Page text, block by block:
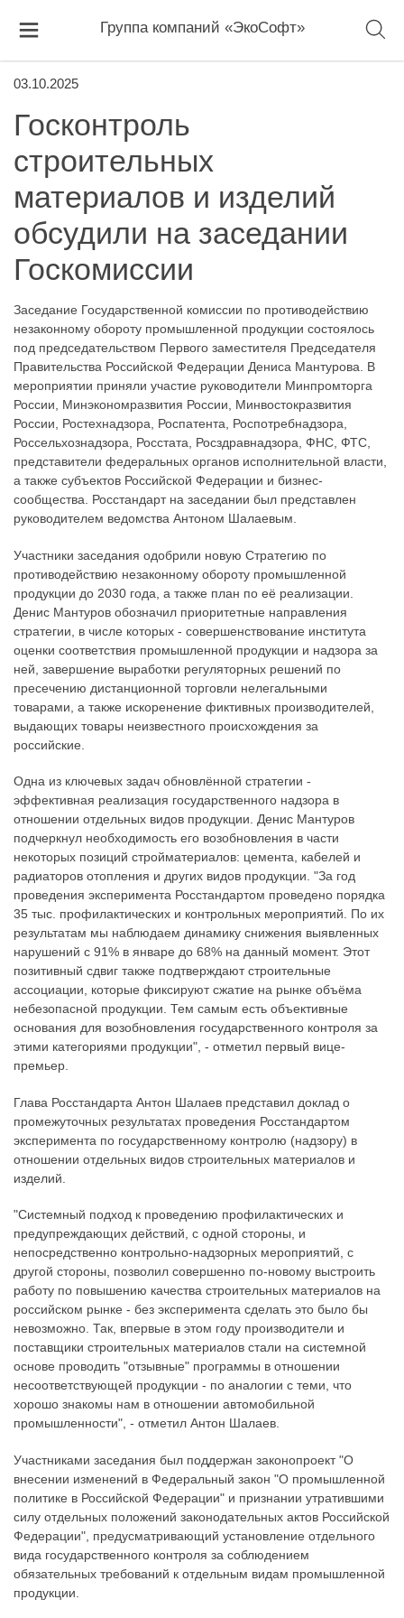
Группа компаний «ЭкоСофт»
03.10.2025
Госконтроль
строительных
материалов и изделий
обсудили на заседании
Госкомиссии
Заседание Государственной комиссии по противодействию
незаконному обороту промышленной продукции состоялось
под председательством Первого заместителя Председателя
Правительства Российской Федерации Дениса Мантурова. В
мероприятии приняли участие руководители Минпромторга
России, Минэкономразвития России, Минвостокразвития
России, Ростехнадзора, Роспатента, Роспотребнадзора,
Россельхознадзора, Росстата, Росздравнадзора, ФНС, ФТС,
представители федеральных органов исполнительной власти,
а также субъектов Российской Федерации и бизнес-
сообщества. Росстандарт на заседании был представлен
руководителем ведомства Антоном Шалаевым.
Участники заседания одобрили новую Стратегию по
противодействию незаконному обороту промышленной
продукции до 2030 года, а также план по её реализации.
Денис Мантуров обозначил приоритетные направления
стратегии, в числе которых - совершенствование института
оценки соответствия промышленной продукции и надзора за
ней, завершение выработки регуляторных решений по
пресечению дистанционной торговли нелегальными
товарами, а также искоренение фиктивных производителей,
выдающих товары неизвестного происхождения за
российские.
Одна из ключевых задач обновлённой стратегии -
эффективная реализация государственного надзора в
отношении отдельных видов продукции. Денис Мантуров
подчеркнул необходимость его возобновления в части
некоторых позиций стройматериалов: цемента, кабелей и
радиаторов отопления и других видов продукции. "За год
проведения эксперимента Росстандартом проведено порядка
35 тыс. профилактических и контрольных мероприятий. По их
результатам мы наблюдаем динамику снижения выявленных
нарушений с 91% в январе до 68% на данный момент. Этот
позитивный сдвиг также подтверждают строительные
ассоциации, которые фиксируют сжатие на рынке объёма
небезопасной продукции. Тем самым есть объективные
основания для возобновления государственного контроля за
этими категориями продукции", - отметил первый вице-
премьер.
Глава Росстандарта Антон Шалаев представил доклад о
промежуточных результатах проведения Росстандартом
эксперимента по государственному контролю (надзору) в
отношении отдельных видов строительных материалов и
изделий.
"Системный подход к проведению профилактических и
предупреждающих действий, с одной стороны, и
непосредственно контрольно-надзорных мероприятий, с
другой стороны, позволил совершенно по-новому выстроить
работу по повышению качества строительных материалов на
российском рынке - без эксперимента сделать это было бы
невозможно. Так, впервые в этом году производители и
поставщики строительных материалов стали на системной
основе проводить "отзывные" программы в отношении
несоответствующей продукции - по аналогии с теми, что
хорошо знакомы нам в отношении автомобильной
промышленности", - отметил Антон Шалаев.
Участниками заседания был поддержан законопроект "О
внесении изменений в Федеральный закон "О промышленной
политике в Российской Федерации" и признании утратившими
силу отдельных положений законодательных актов Российской
Федерации", предусматривающий установление отдельного
вида государственного контроля за соблюдением
обязательных требований к отдельным видам промышленной
продукции.